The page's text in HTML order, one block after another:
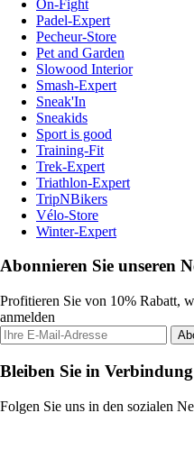
On-Fight
Padel-Expert
Pecheur-Store
Pet and Garden
Slowood Interior
Smash-Expert
Sneak'In
Sneakids
Sport is good
Training-Fit
Trek-Expert
Triathlon-Expert
TripNBikers
Vélo-Store
Winter-Expert
Abonnieren Sie unseren
Profitieren Sie von 10% Rabatt,
anmelden
Bleiben Sie in Verbindung
Folgen Sie uns in den sozialen